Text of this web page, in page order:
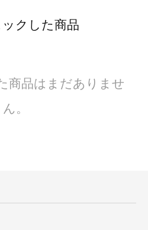
クした商品
商品はまだありませ
ん。